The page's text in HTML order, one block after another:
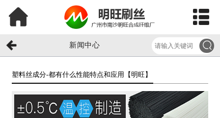
新闻中心
塑料丝成分-都有什么性能特点和应用【明旺】​